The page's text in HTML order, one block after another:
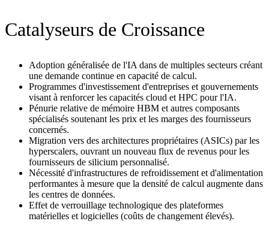
Catalyseurs de Croissance
Adoption généralisée de l'IA dans de multiples secteurs créant
une demande continue en capacité de calcul.
Programmes d'investissement d'entreprises et gouvernements
visant à renforcer les capacités cloud et HPC pour l'IA.
Pénurie relative de mémoire HBM et autres composants
spécialisés soutenant les prix et les marges des fournisseurs
concernés.
Migration vers des architectures propriétaires (ASICs) par les
hyperscalers, ouvrant un nouveau flux de revenus pour les
fournisseurs de silicium personnalisé.
Nécessité d'infrastructures de refroidissement et d'alimentation
performantes à mesure que la densité de calcul augmente dans
les centres de données.
Effet de verrouillage technologique des plateformes
matérielles et logicielles (coûts de changement élevés).